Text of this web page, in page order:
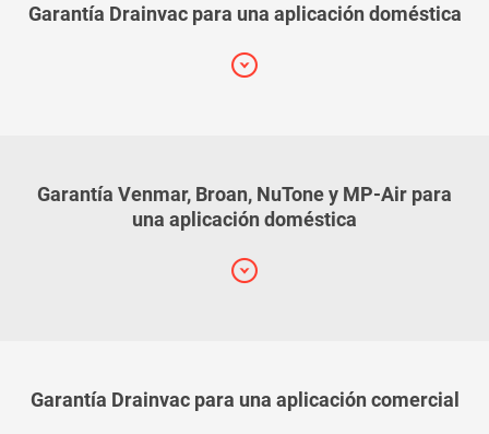
Garantía Drainvac para una aplicación doméstica
Garantía Venmar, Broan, NuTone y MP-Air para
una aplicación doméstica
Garantía Drainvac para una aplicación comercial